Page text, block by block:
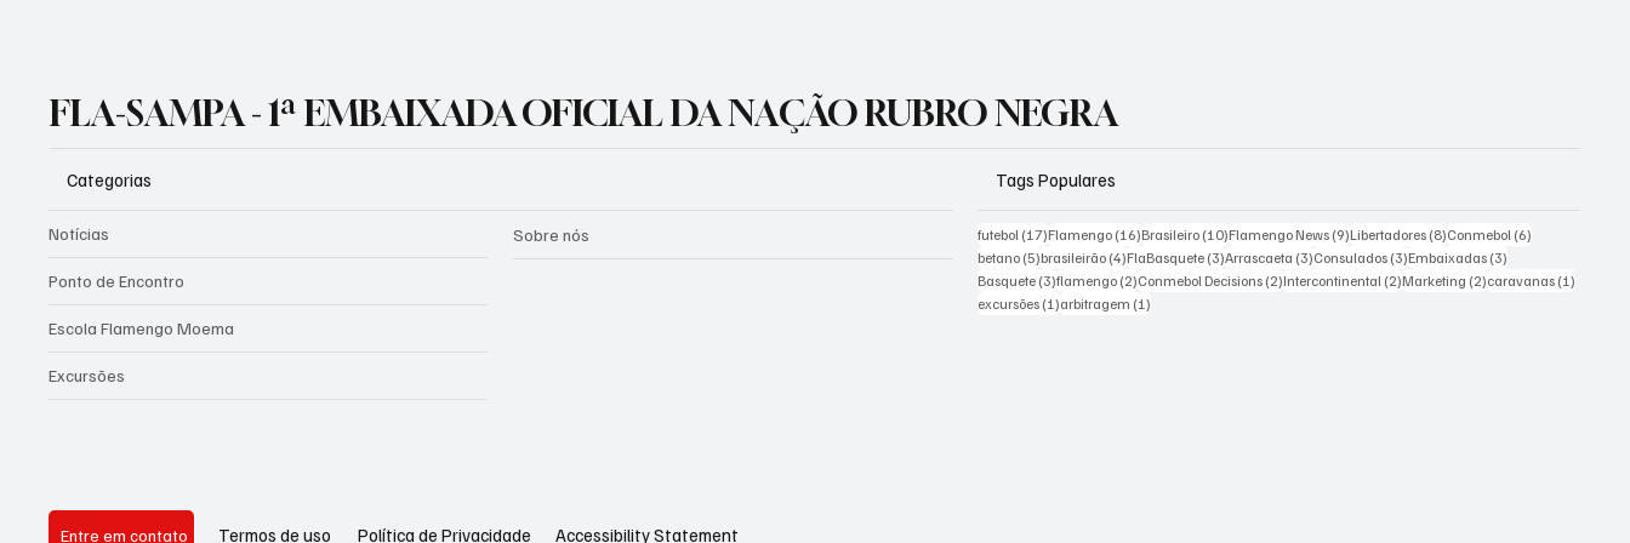
FLA-SAMPA - 1ª EMBAIXADA OFICIAL DA NAÇÃO RUBRO NEGRA
Categorias
Notícias
Ponto de Encontro
Escola Flamengo Moema
Excursões
Sobre nós
Tags Populares
futebol (17)17 posts
Flamengo (16)16 posts
Brasileiro (10)10 posts
Flamengo News (9)9 posts
Libertadores (8)8 posts
Conmebol (6)
betano (5)5 posts
brasileirão (4)4 posts
FlaBasquete (3)3 posts
Arrascaeta (3)3 posts
Consulados (3)3 posts
Embaixadas (3)
Basquete (3)3 posts
flamengo (2)2 posts
Conmebol Decisions (2)2 posts
Intercontinental (2)2 posts
Marketing (2)2 posts
caravanas (1)
excursões (1)1 post
arbitragem (1)
Entre em contato Termos de uso Política de Privacidade Accessibility Statement